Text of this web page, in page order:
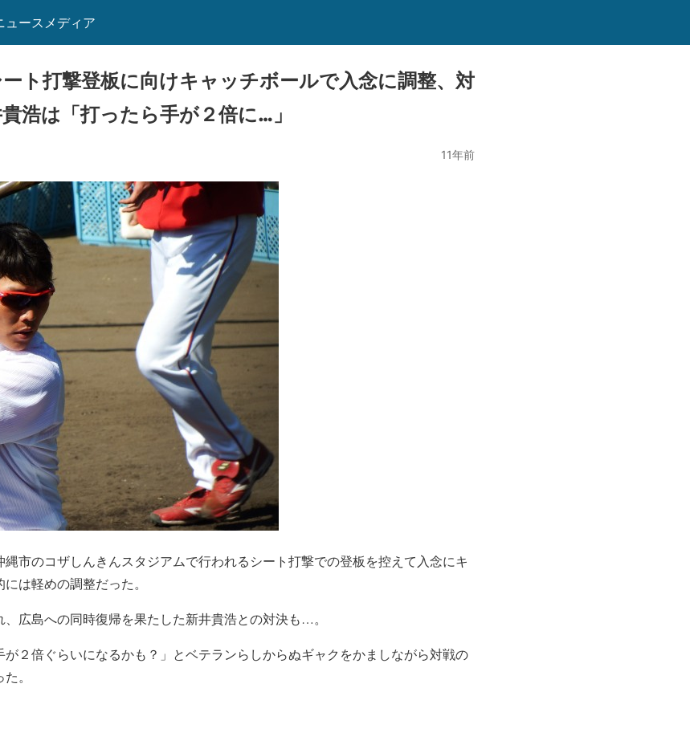
ュースメディア
ト打撃登板に向けキャッチボールで入念に調整、対
浩は「打ったら手が２倍に…」
11年前
市のコザしんきんスタジアムで行われるシート打撃での登板を控えて入念にキ
は軽めの調整だった。
広島への同時復帰を果たした新井貴浩との対決も…。
２倍ぐらいになるかも？」とベテランらしからぬギャクをかましながら対戦の
。